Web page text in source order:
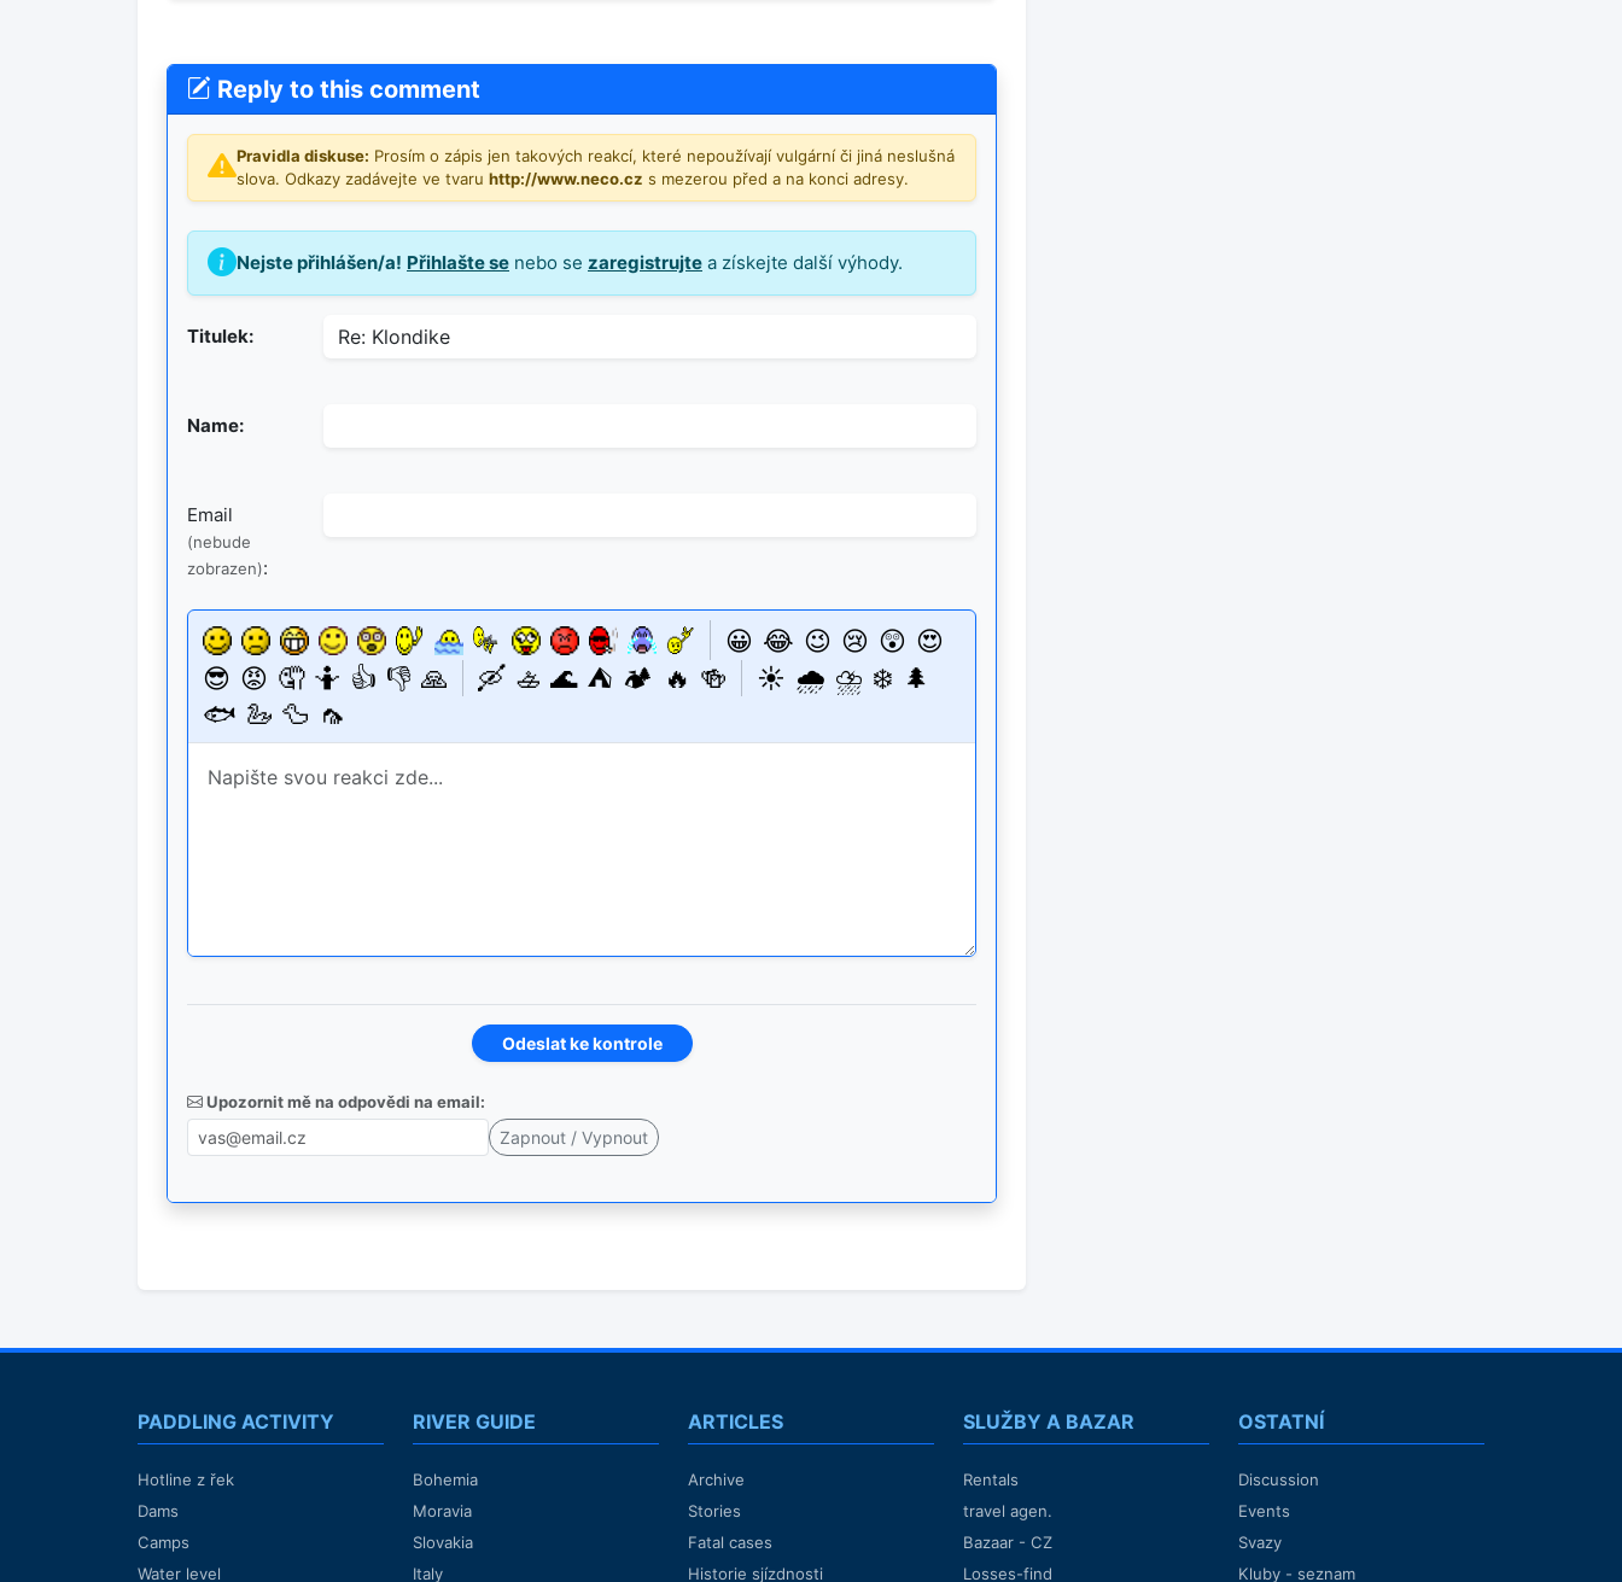
Reply to this comment
Pravidla diskuse: Prosím o zápis jen takových reakcí, které nepoužívají vulgární či jiná neslušná
slova. Odkazy zadávejte ve tvaru http://www.neco.cz s mezerou před a na konci adresy.
Nejste přihlášen/a! Přihlašte se nebo se zaregistrujte a získejte další výhody.
Titulek:
Name:
Email
(nebude
zobrazen):
😀 😂 😉 😢 😲 😍
😎 😡 🤦 🤷 👍 👎 🙏 🛶 🚣 🌊 ⛺ 🏕️ 🔥 🍻 ☀️ 🌧️ ⛈️ ❄️ 🌲
🐟 🦢 🦆 🦟
Upozornit mě na odpovědi na email:
PADDLING ACTIVITY
Hotline z řek
Dams
Camps
Water level
RIVER GUIDE
Bohemia
Moravia
Slovakia
Italy
ARTICLES
Archive
Stories
Fatal cases
Historie sjízdnosti
SLUŽBY A BAZAR
Rentals
travel agen.
Bazaar - CZ
Losses-find
OSTATNÍ
Discussion
Events
Svazy
Kluby - seznam